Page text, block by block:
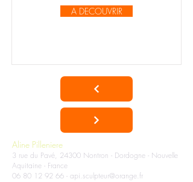
A DECOUVRIR
Aline Pilleniere ​
3 rue du Pavé, 24300 Nontron - Dordogne - Nouvelle
Aquitaine - France​
06 80 12 92 66 ​ - api.sculpteur@orange.fr